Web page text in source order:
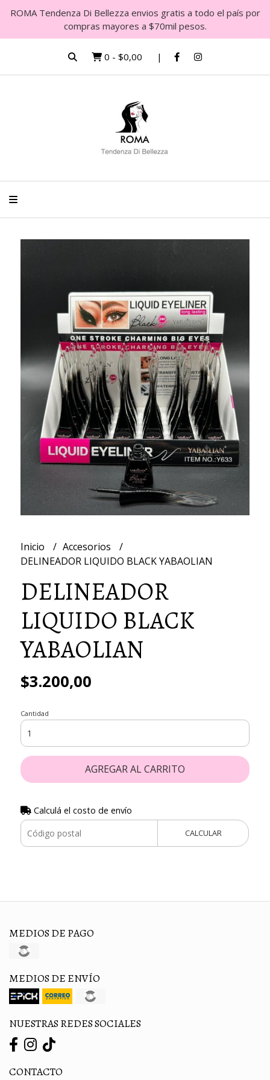
ROMA Tendenza Di Bellezza envios gratis a todo el país por
compras mayores a $70mil pesos.
0 - $0,00
Inicio
Accesorios
DELINEADOR LIQUIDO BLACK YABAOLIAN
DELINEADOR
LIQUIDO BLACK
YABAOLIAN
$3.200,00
Cantidad
AGREGAR AL CARRITO
Calculá el costo de envío
CALCULAR
MEDIOS DE PAGO
MEDIOS DE ENVÍO
NUESTRAS REDES SOCIALES
CONTACTO